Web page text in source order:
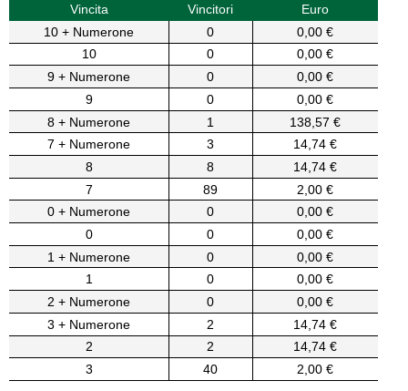
Vincita Vincitori
Euro
10 + Numerone
0
0,00 €
10
0
0,00 €
9 + Numerone
0
0,00 €
9
0
0,00 €
8 + Numerone
1
138,57 €
7 + Numerone
3
14,74 €
8
8
14,74 €
7
89
2,00 €
0 + Numerone
0
0,00 €
0
0
0,00 €
1 + Numerone
0
0,00 €
1
0
0,00 €
2 + Numerone
0
0,00 €
3 + Numerone
2
14,74 €
2
2
14,74 €
3
40 2,00 €